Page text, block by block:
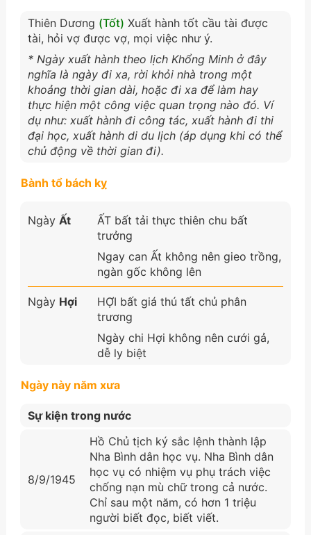
Thiên Dương (Tốt) Xuất hành tốt cầu tài được
tài, hỏi vợ được vợ, mọi việc như ý.
* Ngày xuất hành theo lịch Khổng Minh ở đây
nghĩa là ngày đi xa, rời khỏi nhà trong một
khoảng thời gian dài, hoặc đi xa để làm hay
thực hiện một công việc quan trọng nào đó. Ví
dụ như: xuất hành đi công tác, xuất hành đi thi
đại học, xuất hành di du lịch (áp dụng khi có thể
chủ động về thời gian đi).
Bành tổ bách kỵ
Ngày Ất
ẤT bất tải thực thiên chu bất
trưởng
Ngay can Ất không nên gieo trồng,
ngàn gốc không lên
Ngày Hợi
HỢI bất giá thú tất chủ phân
trương
Ngày chi Hợi không nên cưới gả,
dễ ly biệt
Ngày này năm xưa
Sự kiện trong nước
8/9/1945
Hồ Chủ tịch ký sắc lệnh thành lập
Nha Bình dân học vụ. Nha Bình dân
học vụ có nhiệm vụ phụ trách việc
chống nạn mù chữ trong cả nước.
Chỉ sau một năm, có hơn 1 triệu
người biết đọc, biết viết.